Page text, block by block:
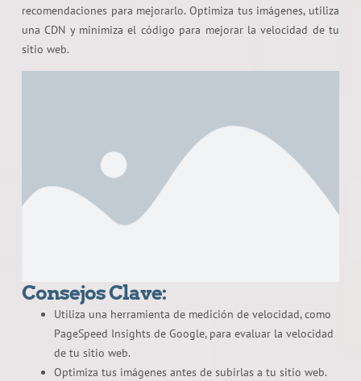
recomendaciones para mejorarlo. Optimiza tus imágenes, utiliza
una CDN y minimiza el código para mejorar la velocidad de tu
sitio web.
Consejos Clave:
Utiliza una herramienta de medición de velocidad, como
PageSpeed Insights de Google, para evaluar la velocidad
de tu sitio web.
Optimiza tus imágenes antes de subirlas a tu sitio web.